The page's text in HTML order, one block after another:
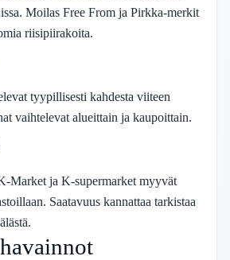
Moilas Free From ja Pirkka-merkit
riisipiirakoita.
tyypillisesti kahdesta viiteen
vaihtelevat alueittain ja kaupoittain.
Market ja K-supermarket myyvät
Saatavuus kannattaa tarkistaa